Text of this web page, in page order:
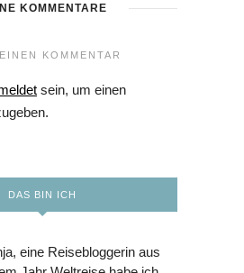
KOMMENTARE
KOMMENTAR
sein, um einen
DAS BIN ICH
eine Reisebloggerin aus